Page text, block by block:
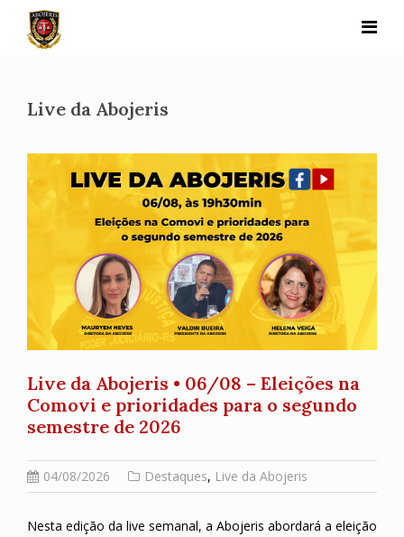
content
Live da Abojeris
Live da Abojeris • 06/08 – Eleições na
Comovi e prioridades para o segundo
semestre de 2026
04/08/2026 Destaques, Live da Abojeris
Nesta edição da live semanal, a Abojeris abordará a eleição